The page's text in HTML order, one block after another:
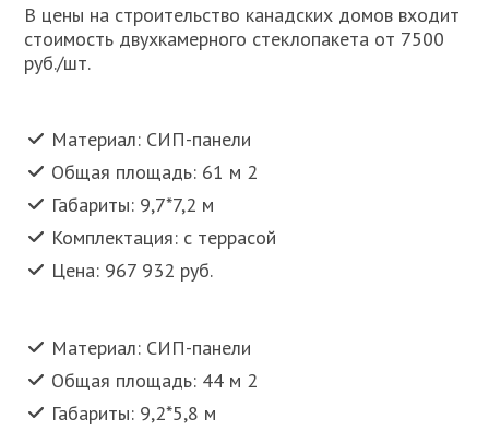
В цены на строительство канадских домов входит
стоимость двухкамерного стеклопакета от 7500
руб./шт.
Материал: СИП-панели
Общая площадь: 61 м 2
Габариты: 9,7*7,2 м
Комплектация: с террасой
Цена: 967 932 руб.
Материал: СИП-панели
Общая площадь: 44 м 2
Габариты: 9,2*5,8 м